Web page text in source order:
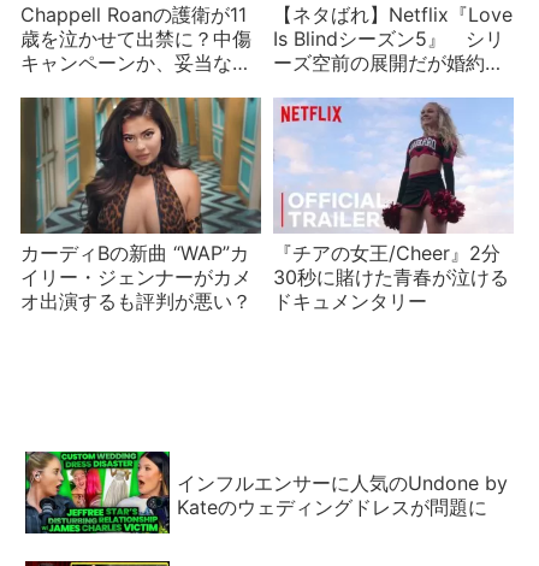
Chappell Roanの護衛が11
歳を泣かせて出禁に？中傷
キャンペーンか、妥当な批
【ネタばれ】Netflix『Love
Is Blindシーズン5』 シリ
ーズ空前の展開だが婚約者
カーディBの新曲 “WAP”カ
イリー・ジェンナーがカメ
オ出演するも評判が悪い？
『チアの女王/Cheer』2分
30秒に賭けた青春が泣ける
ドキュメンタリー
インフルエンサーに人気のUndone by
Kateのウェディングドレスが問題に